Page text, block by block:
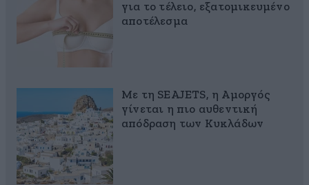
για το τέλειο, εξατομικευμένο
αποτέλεσμα
Με τη SEAJETS, η Αμοργός
γίνεται η πιο αυθεντική
απόδραση των Κυκλάδων